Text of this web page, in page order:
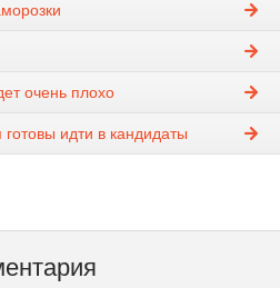
очень плохо
идти в кандидаты